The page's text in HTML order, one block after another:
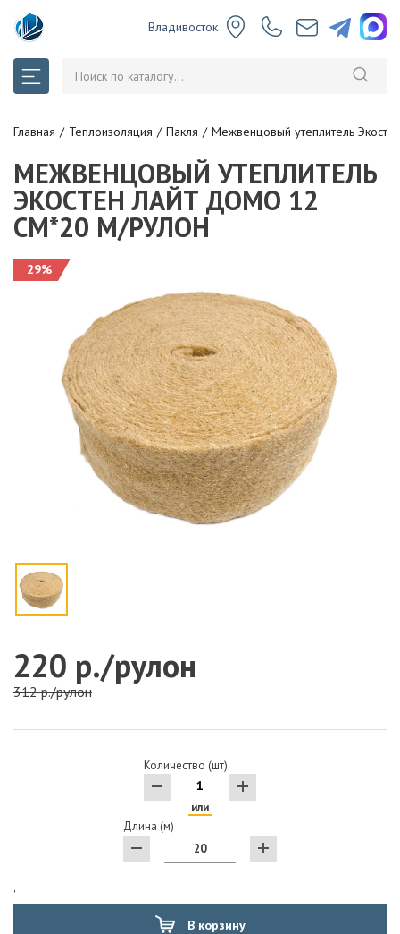
Владивосток
Главная Теплоизоляция Пакля Межвенцовый утеплитель
МЕЖВЕНЦОВЫЙ УТЕПЛИТЕЛЬ
ЭКОСТЕН ЛАЙТ ДОМО 12
СМ*20 М/РУЛОН
29%
220 р./рулон
312 р./рулон
Количество (шт)
или
Длина (м)
'
В корзину